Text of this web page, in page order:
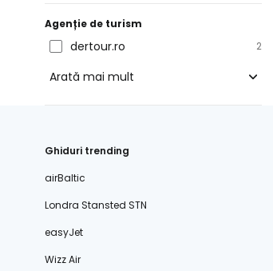
Agenție de turism
dertour.ro 2
Arată mai mult
eximtours.cz
tui.cz
Ghiduri trending
airBaltic
Londra Stansted STN
easyJet
Wizz Air